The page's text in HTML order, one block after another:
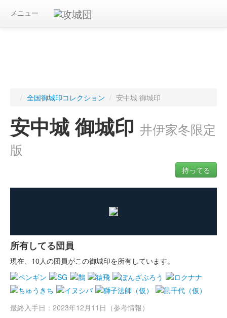
メニュー
/ 全国御城印コレクション / 安中城 御城印
安中城 御城印 井伊家冬限定
版
持ってる
所有してる団員
現在、10人の団員がこの御城印を所有しています。
最終入手日：2023年12月11日（参考情報）